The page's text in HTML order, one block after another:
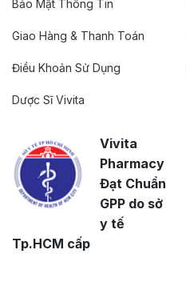
Bảo Mật Thông Tin
Giao Hàng & Thanh Toán
Điều Khoản Sử Dụng
Dược Sĩ Vivita
Vivita
Pharmacy
Đạt Chuẩn
GPP do sở
y tế
Tp.HCM cấp